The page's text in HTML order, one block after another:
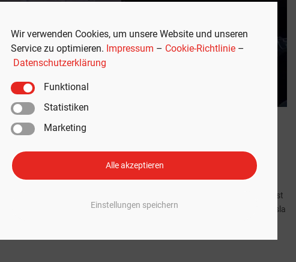
Wir verwenden Cookies, um unsere Website und unseren
Service zu optimieren. Impressum – Cookie-Richtlinie –
Datenschutzerklärung
Funktional
Statistiken
Marketing
Alle akzeptieren
Einstellungen speichern
Kilometer lange Strecke zum
Orte der Welt – ganz ohne menschliches Eingreifen. Der Fahrer verlässt
des Mount Everest zu erreichen. Werbung: Zubehör für Ihren Tesla